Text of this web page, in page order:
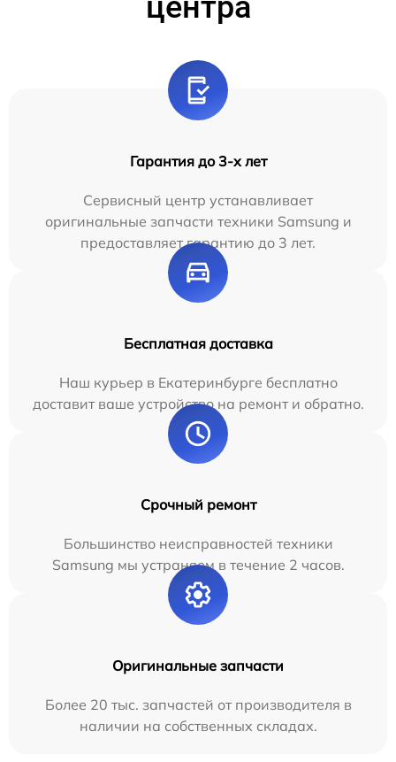
Гарантия до 3-х лет
Сервисный центр устанавливает
оригинальные запчасти техники Samsung и
предоставляет гарантию до 3 лет.
Бесплатная доставка
Наш курьер в Екатеринбурге бесплатно
доставит ваше устройство на ремонт и обратно.
Срочный ремонт
Большинство неисправностей техники
Samsung мы устраняем в течение 2 часов.
Оригинальные запчасти
Более 20 тыс. запчастей от производителя в
наличии на собственных складах.